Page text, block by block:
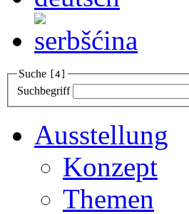
Suche [4]
Suchbegriff
Ausstellung
Konzept
Themen